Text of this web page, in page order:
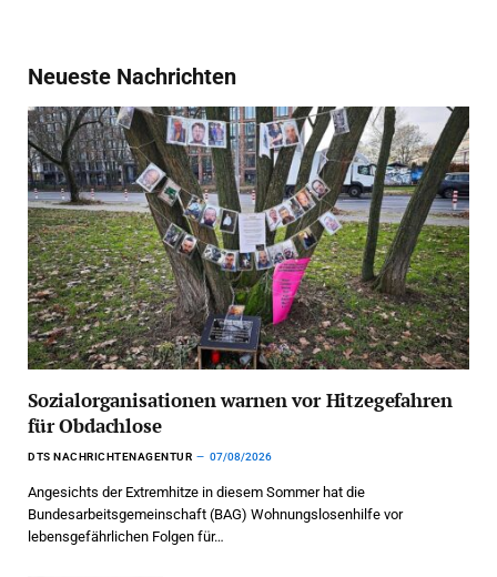
Neueste Nachrichten
Sozialorganisationen warnen vor Hitzegefahren
für Obdachlose
DTS NACHRICHTENAGENTUR 07/08/2026
Angesichts der Extremhitze in diesem Sommer hat die
Bundesarbeitsgemeinschaft (BAG) Wohnungslosenhilfe vor
lebensgefährlichen Folgen für…